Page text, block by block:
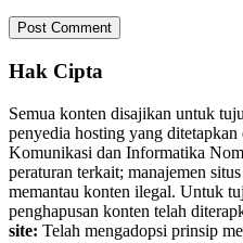
Hak Cipta
Semua konten disajikan untuk
penyedia hosting yang
Komunikasi dan Informatika
peraturan terkait; manajemen
memantau konten ilegal. Untuk
penghapusan konten telah
site: Telah mengadopsi prinsip